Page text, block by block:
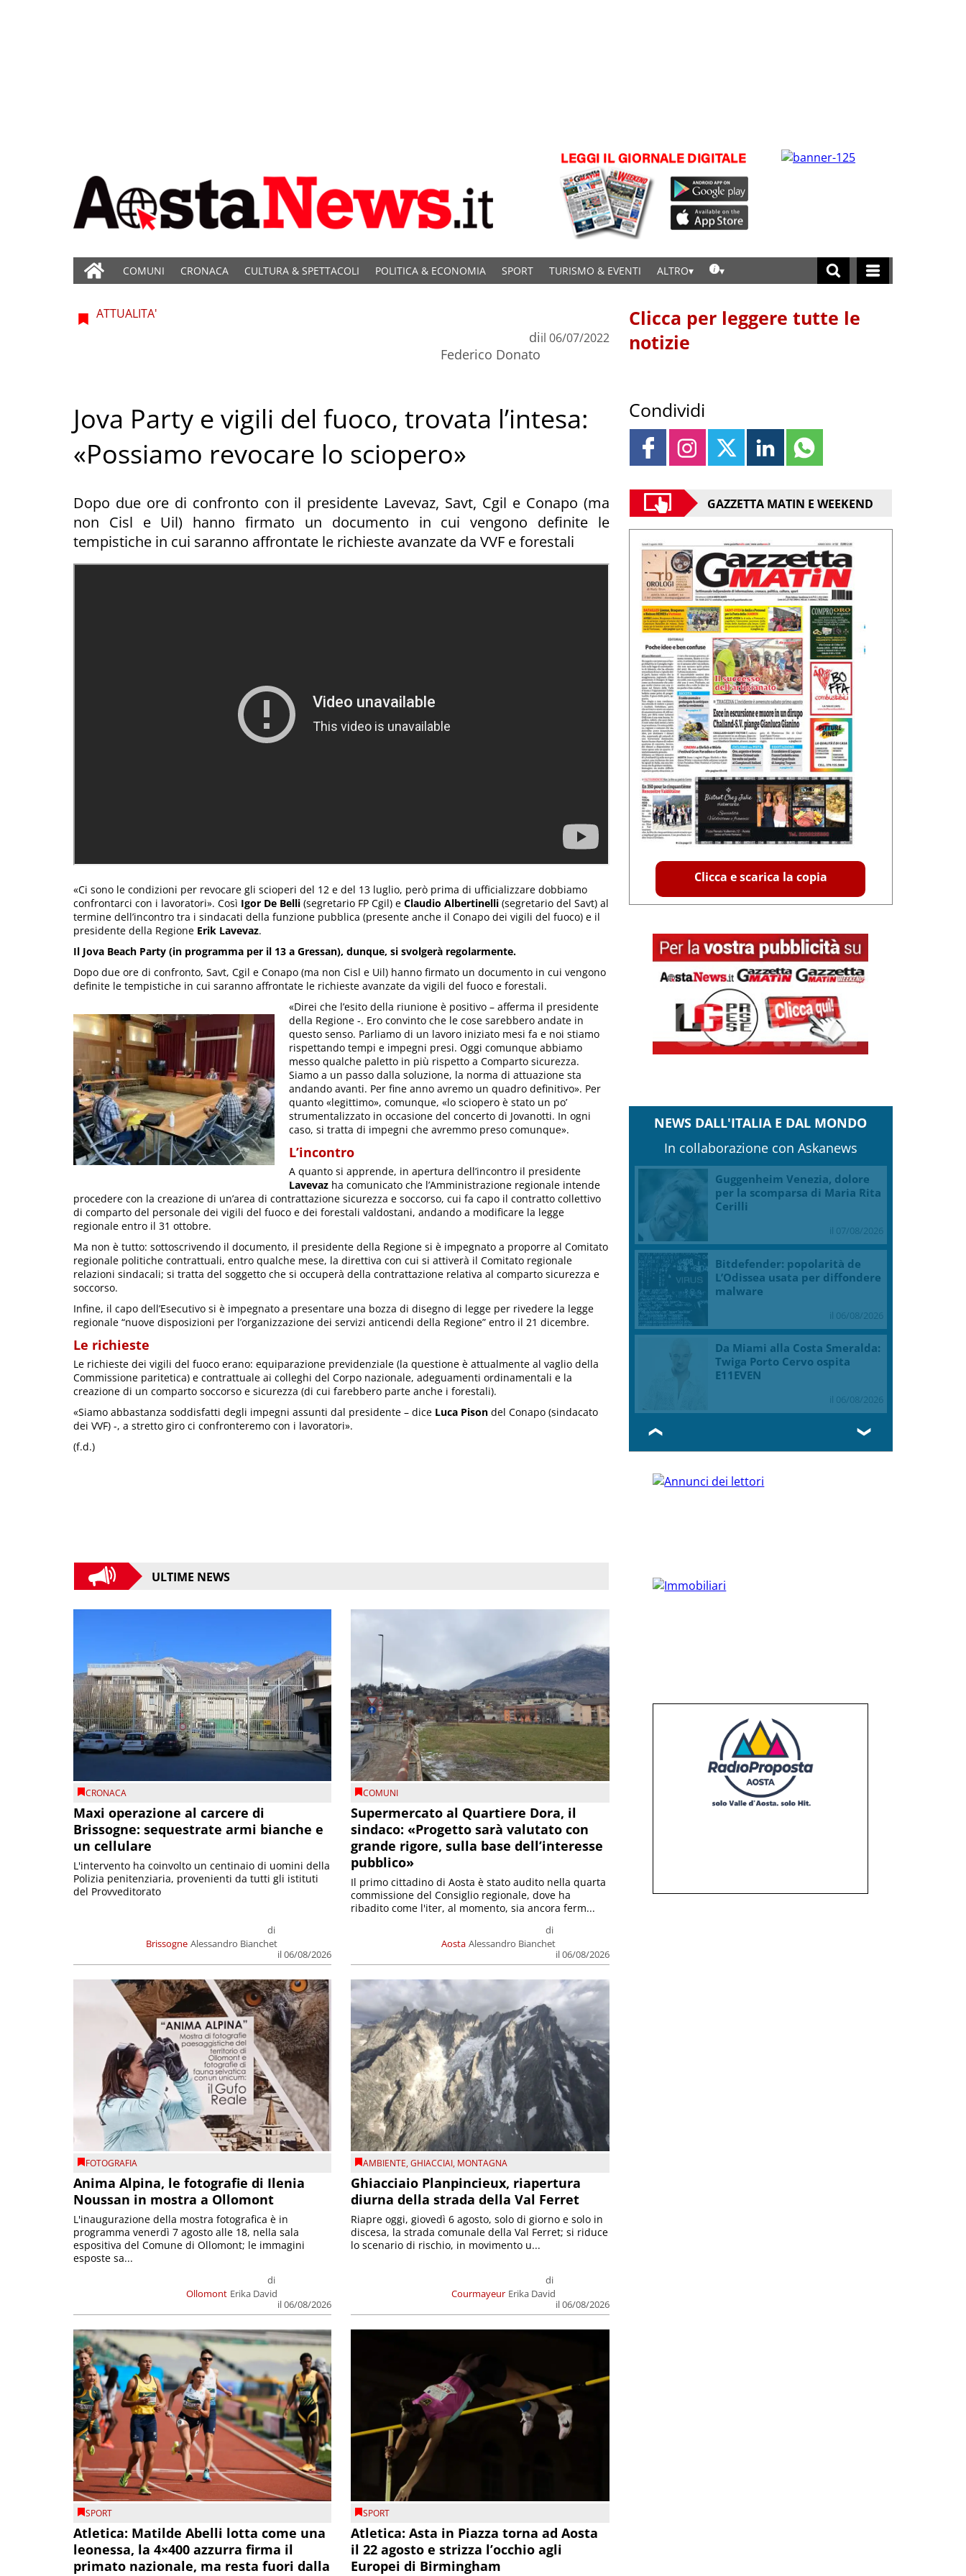
COMUNI CRONACA CULTURA & SPETTACOLI POLITICA & ECONOMIA SPORT TURISMO & EVENTI ALTRO
ATTUALITA'
di
Federico Donato
il 06/07/2022
Jova Party e vigili del fuoco, trovata l’intesa:
«Possiamo revocare lo sciopero»
Dopo due ore di confronto con il presidente Lavevaz, Savt, Cgil e Conapo (ma
non Cisl e Uil) hanno firmato un documento in cui vengono definite le
tempistiche in cui saranno affrontate le richieste avanzate da VVF e forestali
«Ci sono le condizioni per revocare gli scioperi del 12 e del 13 luglio, però prima di ufficializzare dobbiamo
confrontarci con i lavoratori». Così Igor De Belli (segretario FP Cgil) e Claudio Albertinelli (segretario del Savt) al
termine dell’incontro tra i sindacati della funzione pubblica (presente anche il Conapo dei vigili del fuoco) e il
presidente della Regione Erik Lavevaz.
Il Jova Beach Party (in programma per il 13 a Gressan), dunque, si svolgerà regolarmente.
Dopo due ore di confronto, Savt, Cgil e Conapo (ma non Cisl e Uil) hanno firmato un documento in cui vengono
definite le tempistiche in cui saranno affrontate le richieste avanzate da vigili del fuoco e forestali.
«Direi che l’esito della riunione è positivo – afferma il presidente
della Regione -. Ero convinto che le cose sarebbero andate in
questo senso. Parliamo di un lavoro iniziato mesi fa e noi stiamo
rispettando tempi e impegni presi. Oggi comunque abbiamo
messo qualche paletto in più rispetto a Comparto sicurezza.
Siamo a un passo dalla soluzione, la norma di attuazione sta
andando avanti. Per fine anno avremo un quadro definitivo». Per
quanto «legittimo», comunque, «lo sciopero è stato un po’
strumentalizzato in occasione del concerto di Jovanotti. In ogni
caso, si tratta di impegni che avremmo preso comunque».
L’incontro
A quanto si apprende, in apertura dell’incontro il presidente
Lavevaz ha comunicato che l’Amministrazione regionale intende
procedere con la creazione di un’area di contrattazione sicurezza e soccorso, cui fa capo il contratto collettivo
di comparto del personale dei vigili del fuoco e dei forestali valdostani, andando a modificare la legge
regionale entro il 31 ottobre.
Ma non è tutto: sottoscrivendo il documento, il presidente della Regione si è impegnato a proporre al Comitato
regionale politiche contrattuali, entro qualche mese, la direttiva con cui si attiverà il Comitato regionale
relazioni sindacali; si tratta del soggetto che si occuperà della contrattazione relativa al comparto sicurezza e
soccorso.
Infine, il capo dell’Esecutivo si è impegnato a presentare una bozza di disegno di legge per rivedere la legge
regionale “nuove disposizioni per l’organizzazione dei servizi anticendi della Regione” entro il 21 dicembre.
Le richieste
Le richieste dei vigili del fuoco erano: equiparazione previdenziale (la questione è attualmente al vaglio della
Commissione paritetica) e contrattuale ai colleghi del Corpo nazionale, adeguamenti ordinamentali e la
creazione di un comparto soccorso e sicurezza (di cui farebbero parte anche i forestali).
«Siamo abbastanza soddisfatti degli impegni assunti dal presidente – dice Luca Pison del Conapo (sindacato
dei VVF) -, a stretto giro ci confronteremo con i lavoratori».
(f.d.)
ULTIME NEWS
CRONACA
Maxi operazione al carcere di
Brissogne: sequestrate armi bianche e
un cellulare
Brissogne
di
Alessandro Bianchet
il 06/08/2026
L'intervento ha coinvolto un centinaio di uomini della
Polizia penitenziaria, provenienti da tutti gli istituti
del Provveditorato
COMUNI
Supermercato al Quartiere Dora, il
sindaco: «Progetto sarà valutato con
grande rigore, sulla base dell’interesse
pubblico»
Aosta
di
Alessandro Bianchet
il 06/08/2026
Il primo cittadino di Aosta è stato audito nella quarta
commissione del Consiglio regionale, dove ha
ribadito come l'iter, al momento, sia ancora ferm...
FOTOGRAFIA
Anima Alpina, le fotografie di Ilenia
Noussan in mostra a Ollomont
Ollomont
di
Erika David
il 06/08/2026
L'inaugurazione della mostra fotografica è in
programma venerdì 7 agosto alle 18, nella sala
espositiva del Comune di Ollomont; le immagini
esposte sa...
AMBIENTE,GHIACCIAI, MONTAGNA
Ghiacciaio Planpincieux, riapertura
diurna della strada della Val Ferret
Courmayeur
di
Erika David
il 06/08/2026
Riapre oggi, giovedì 6 agosto, solo di giorno e solo in
discesa, la strada comunale della Val Ferret; si riduce
lo scenario di rischio, in movimento u...
SPORT
Atletica: Matilde Abelli lotta come una
leonessa, la 4×400 azzurra firma il
primato nazionale, ma resta fuori dalla
SPORT
Atletica: Asta in Piazza torna ad Aosta
il 22 agosto e strizza l’occhio agli
Europei di Birmingham
Clicca per leggere tutte le
notizie
Condividi
GAZZETTA MATIN E WEEKEND
Clicca e scarica la copia
NEWS DALL'ITALIA E DAL MONDO
In collaborazione con Askanews
Guggenheim Venezia, dolore
per la scomparsa di Maria Rita
Cerilli
il 07/08/2026
Bitdefender: popolarità de
L’Odissea usata per diffondere
malware
il 06/08/2026
Da Miami alla Costa Smeralda:
Twiga Porto Cervo ospita
E11EVEN
il 06/08/2026
❮ ❯